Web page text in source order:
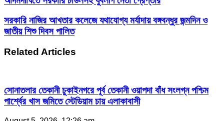
সরকারি নাজির আখতার কলেজে যথাযোগ্য মর্যাদায় বঙ্গবন্ধুর জন্মদিন ও
জাতীয় শিশু দিবস পালিত
Related Articles
সোনাতলার তেকানী চুকাইনগরে পূর্ব তেকানী ওয়াপদা বাঁধ সংলগ্ন পশ্চিম
পার্শ্বের খাস জমিতে স্টেডিয়াম চায় এলাকাবাসী